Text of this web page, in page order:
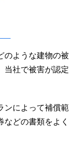
のような建物の被
当社で被害が認定
ンによって補償範
どの書類をよく